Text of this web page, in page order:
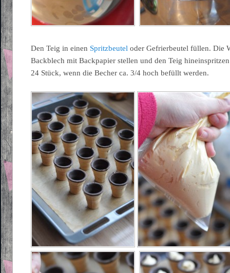
Den Teig in einen Spritzbeutel oder Gefrierbeutel füllen. Die
Backblech mit Backpapier stellen und den Teig
24 Stück, wenn die Becher ca. 3/4 hoch befüllt werden.